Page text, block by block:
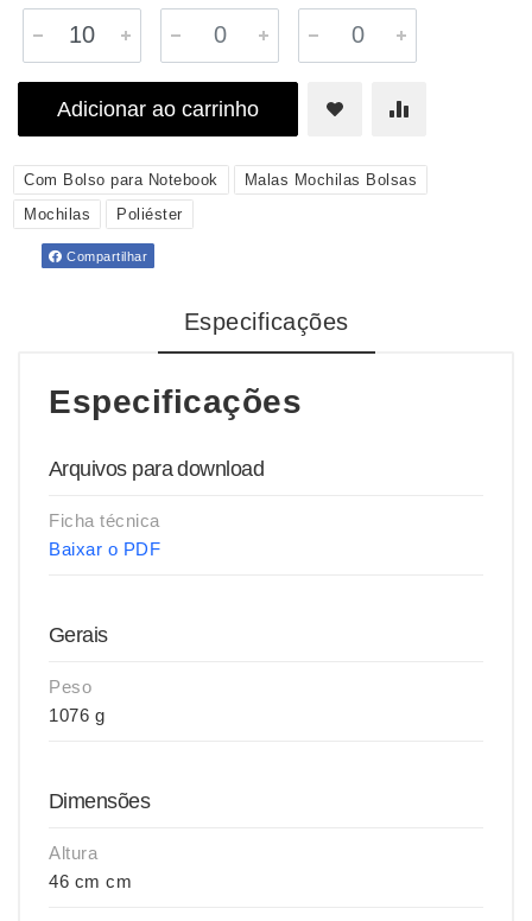
Adicionar ao carrinho
Com Bolso para Notebook
Malas Mochilas Bolsas
Mochilas
Poliéster
Compartilhar
Especificações
Especificações
Arquivos para download
Ficha técnica
Baixar o PDF
Gerais
Peso
1076 g
Dimensões
Altura
46 cm cm